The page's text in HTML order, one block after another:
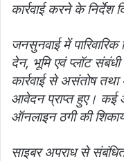
कार्रवाई करने के निर्देश
जनसुनवाई में
देन, भूमि एवं प्लॉट
कार्रवाई से असंतोष
आवेदन प्राप्त हुए। कई
ऑनलाइन ठगी की
साइबर अपराध से संबंधित